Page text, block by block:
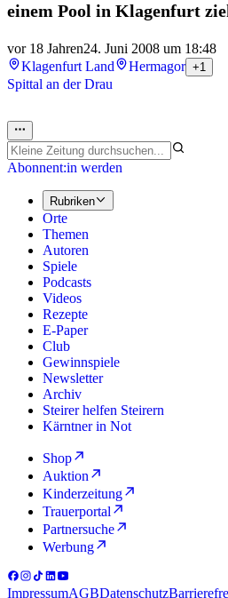
einem Pool in Klagenfurt
vor 18 Jahren24. Juni 2008 um 18:48
Klagenfurt Land
Hermagor +1
Spittal an der Drau
Abonnent:in werden
Rubriken
Orte
Themen
Autoren
Spiele
Podcasts
Videos
Rezepte
E-Paper
Club
Gewinnspiele
Newsletter
Archiv
Steirer helfen Steirern
Kärntner in Not
Shop
Auktion
Kinderzeitung
Trauerportal
Partnersuche
Werbung
ImpressumAGBDatenschutz